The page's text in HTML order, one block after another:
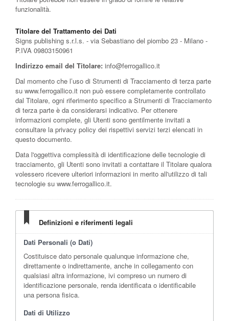
funzionalità.
Titolare del Trattamento dei Dati
Signs publishing s.r.l.s. - via Sebastiano del piombo 23 - Milano -
P.IVA 09803150961
Indirizzo email del Titolare: info@ferrogallico.it
Dal momento che l’uso di Strumenti di Tracciamento di terza parte
su www.ferrogallico.it non può essere completamente controllato
dal Titolare, ogni riferimento specifico a Strumenti di Tracciamento
di terza parte è da considerarsi indicativo. Per ottenere
informazioni complete, gli Utenti sono gentilmente invitati a
consultare la privacy policy dei rispettivi servizi terzi elencati in
questo documento.
Data l'oggettiva complessità di identificazione delle tecnologie di
tracciamento, gli Utenti sono invitati a contattare il Titolare qualora
volessero ricevere ulteriori informazioni in merito all'utilizzo di tali
tecnologie su www.ferrogallico.it.
Definizioni e riferimenti legali
Dati Personali (o Dati)
Costituisce dato personale qualunque informazione che,
direttamente o indirettamente, anche in collegamento con
qualsiasi altra informazione, ivi compreso un numero di
identificazione personale, renda identificata o identificabile
una persona fisica.
Dati di Utilizzo